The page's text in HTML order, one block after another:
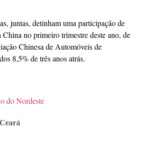
juntas, detinham uma participação de
China no primeiro trimestre deste ano, de
Chinesa de Automóveis de
8,5% de três anos atrás.
do Nordeste